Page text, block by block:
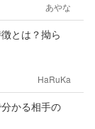
あやな
とは？拗ら
HaRuKa
かる相手の